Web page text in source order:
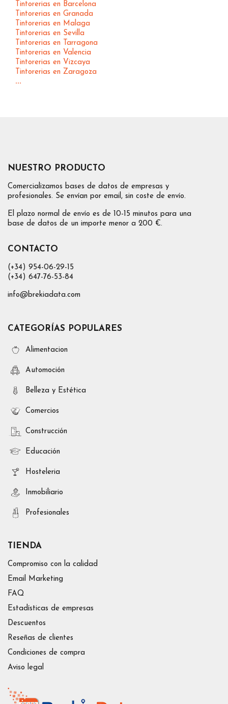
Tintorerias en Barcelona
Tintorerias en Granada
Tintorerias en Malaga
Tintorerias en Sevilla
Tintorerias en Tarragona
Tintorerias en Valencia
Tintorerias en Vizcaya
Tintorerias en Zaragoza
...
NUESTRO PRODUCTO
Comercializamos bases de datos de empresas y
profesionales. Se envían por email, sin coste de envío.
El plazo normal de envío es de 10-15 minutos para una
base de datos de un importe menor a 200 €.
CONTACTO
(+34) 954-06-29-15
(+34) 647-76-53-84
info@brekiadata.com
CATEGORÍAS POPULARES
Alimentacion
Automoción
Belleza y Estética
Comercios
Construcción
Educación
Hosteleria
Inmobiliario
Profesionales
TIENDA
Compromiso con la calidad
Email Marketing
FAQ
Estadísticas de empresas
Descuentos
Reseñas de clientes
Condiciones de compra
Aviso legal